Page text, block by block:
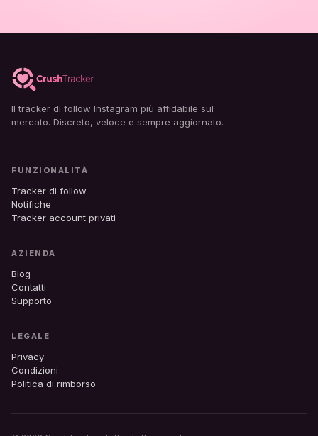
Il tracker di follow Instagram più affidabile sul
mercato. Discreto, veloce e sempre aggiornato.
FUNZIONALITÀ
Tracker di follow
Notifiche
Tracker account privati
AZIENDA
Blog
Contatti
Supporto
LEGALE
Privacy
Condizioni
Politica di rimborso